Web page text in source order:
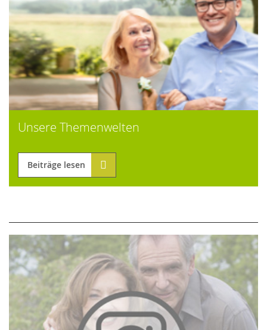
Unsere Themenwelten
Beiträge lesen